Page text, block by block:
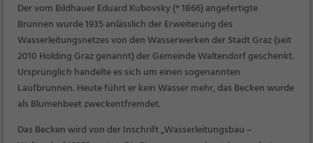
Der vom Bildhauer Eduard Kubovsky (* 1866) angefertigte
Brunnen wurde 1935 anlässlich der Erweiterung des
Wasserleitungsnetzes von den Wasserwerken der Stadt Graz (seit
2010 Holding Graz genannt) der Gemeinde Waltendorf geschenkt.
Ursprünglich handelte es sich um einen sogenannten
Laufbrunnen. Heute führt er kein Wasser mehr, das Becken wurde
als Blumenbeet zweckentfremdet.
Das Becken wird von der Inschrift„Wasserleitungsbau –